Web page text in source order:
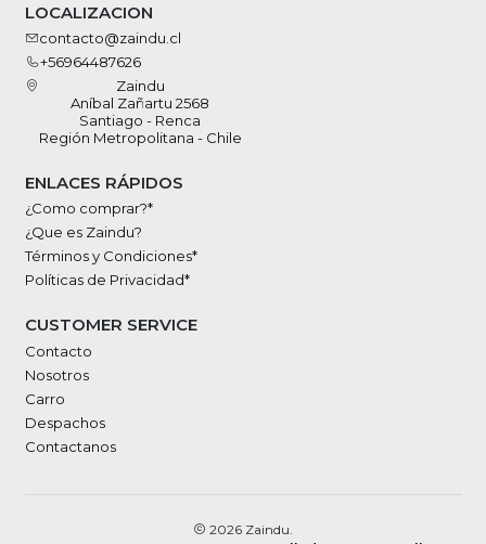
LOCALIZACION
contacto@zaindu.cl
+56964487626
Zaindu
Aníbal Zañartu 2568
Santiago - Renca
Región Metropolitana - Chile
ENLACES RÁPIDOS
¿Como comprar?*
¿Que es Zaindu?
Términos y Condiciones*
Políticas de Privacidad*
CUSTOMER SERVICE
Contacto
Nosotros
Carro
Despachos
Contactanos
2026 Zaindu.